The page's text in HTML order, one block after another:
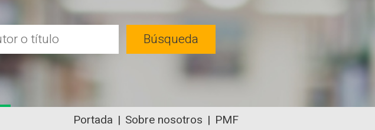
Búsqueda
Portada Sobre nosotros PMF